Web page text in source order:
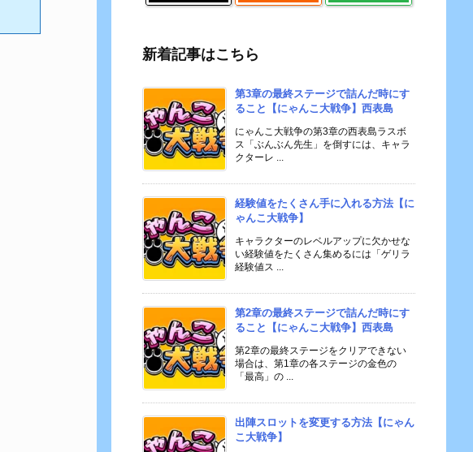
新着記事はこちら
第3章の最終ステージで詰んだ時にす
ること【にゃんこ大戦争】西表島
にゃんこ大戦争の第3章の西表島ラスボ
ス「ぶんぶん先生」を倒すには、キャラ
クターレ ...
経験値をたくさん手に入れる方法【に
ゃんこ大戦争】
キャラクターのレベルアップに欠かせな
い経験値をたくさん集めるには「ゲリラ
経験値ス ...
第2章の最終ステージで詰んだ時にす
ること【にゃんこ大戦争】西表島
第2章の最終ステージをクリアできない
場合は、第1章の各ステージの金色の
「最高」の ...
出陣スロットを変更する方法【にゃん
こ大戦争】